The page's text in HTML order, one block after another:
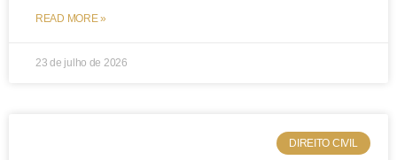
READ MORE »
23 de julho de 2026
DIREITO CIVIL